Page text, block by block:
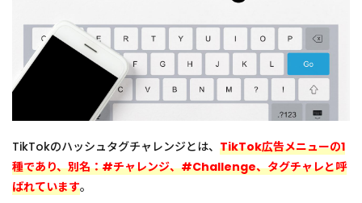
ッ
効果
強
多く
のユ
ーザ
ーを
TikTokのハッシュタグチャレンジとは、 TikTok広告メニューの1
種であり、別名：#チャレンジ、#Challenge、タグチャレと呼
ばれています。